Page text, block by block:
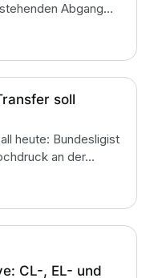
Abgang...
soll
heute: Bundesligist
an der...
CL-, EL- und